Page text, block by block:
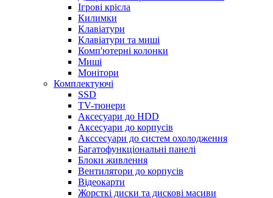
Ігрові крісла
Килимки
Клавіатури
Клавіатури та миші
Комп'ютерні колонки
Миші
Монітори
Комплектуючi
SSD
TV-тюнери
Аксесуари до HDD
Аксесуари до корпусів
Акссесуари до систем охолодження
Багатофункціональні панелі
Блоки живлення
Вентилятори до корпусів
Відеокарти
Жорсткі диски та дискові масиви